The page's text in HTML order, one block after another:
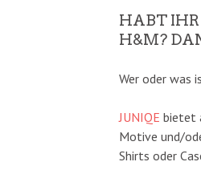
HABT IHR
H&M?
Wer oder was
JUNIQE bietet
Motive und/
Shirts oder